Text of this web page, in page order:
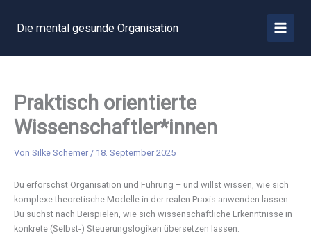
InhaltDie mental gesunde Organisation
MAIN
Praktisch orientierte
Wissenschaftler*innen
Von Silke Schemer / 18. September 2025
Du erforschst Organisation und Führung – und willst wissen, wie sich
komplexe theoretische Modelle in der realen Praxis anwenden lassen.
Du suchst nach Beispielen, wie sich wissenschaftliche Erkenntnisse in
konkrete (Selbst-) Steuerungslogiken übersetzen lassen.